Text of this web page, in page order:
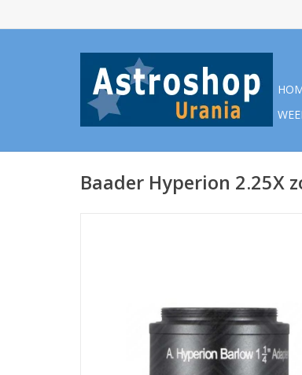
Baader Hyperion 2.25X